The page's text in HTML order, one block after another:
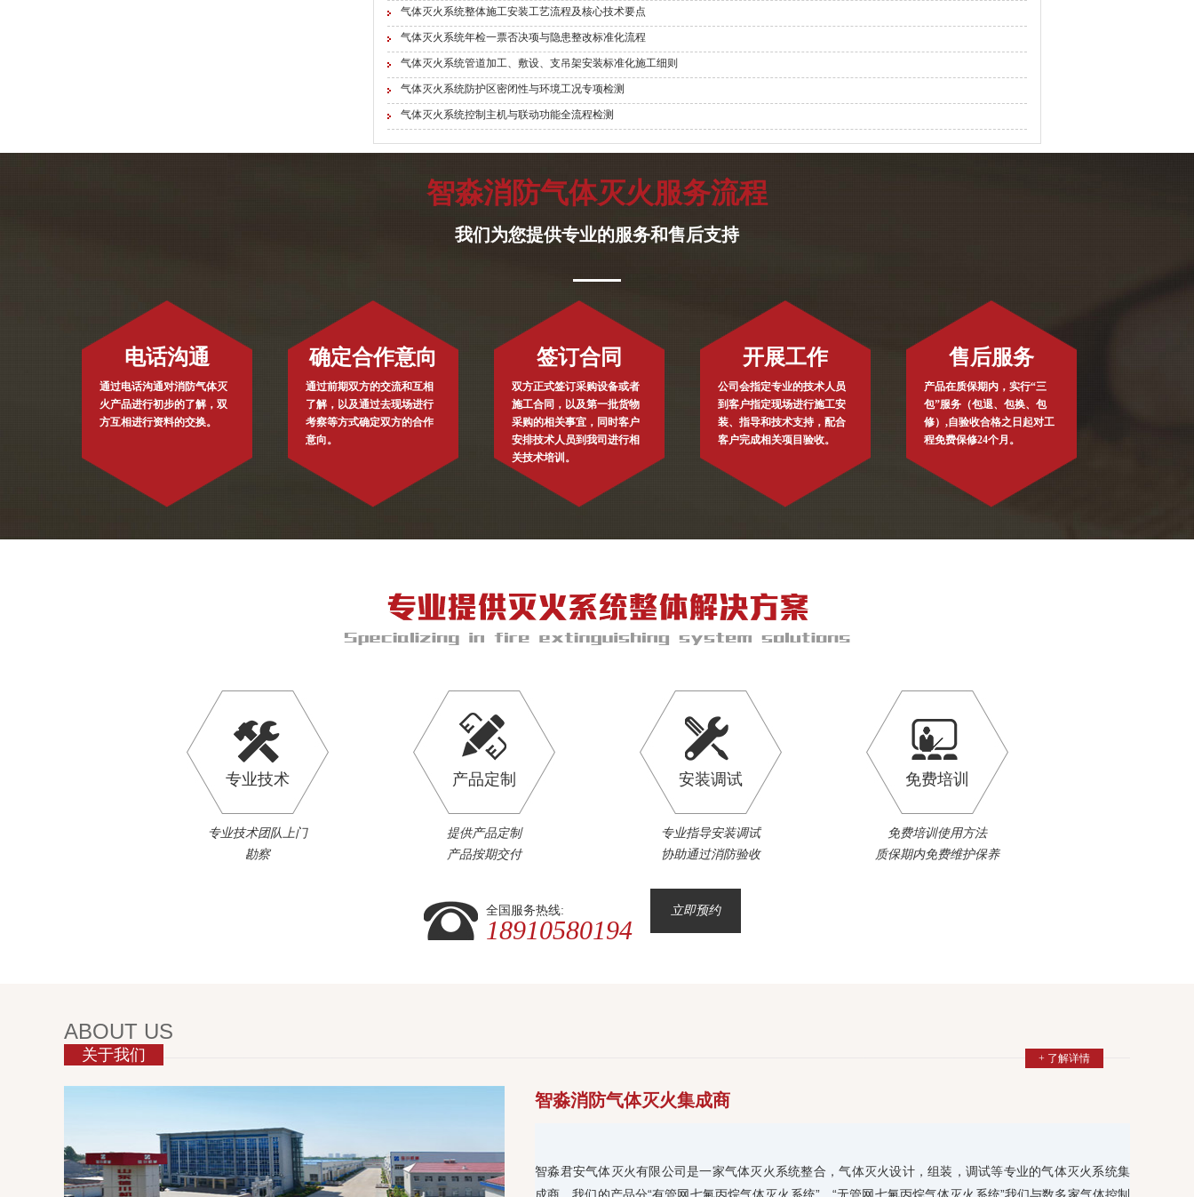
气体灭火系统整体施工安装工艺流程及核心技术要点
气体灭火系统年检一票否决项与隐患整改标准化流程
气体灭火系统管道加工、敷设、支吊架安装标准化施工细则
气体灭火系统防护区密闭性与环境工况专项检测
气体灭火系统控制主机与联动功能全流程检测
智淼消防气体灭火服务流程
我们为您提供专业的服务和售后支持
电话沟通
通过电话沟通对消防气体灭
火产品进行初步的了解，双
方互相进行资料的交换。
确定合作意向
通过前期双方的交流和互相
了解，以及通过去现场进行
考察等方式确定双方的合作
意向。
签订合同
双方正式签订采购设备或者
施工合同，以及第一批货物
采购的相关事宜，同时客户
安排技术人员到我司进行相
关技术培训。
开展工作
公司会指定专业的技术人员
到客户指定现场进行施工安
装、指导和技术支持，配合
客户完成相关项目验收。
售后服务
产品在质保期内，实行“三
包”服务（包退、包换、包
修）,自验收合格之日起对工
程免费保修24个月。
专业技术
专业技术团队上门
勘察
产品定制
提供产品定制
产品按期交付
安装调试
专业指导安装调试
协助通过消防验收
免费培训
免费培训使用方法
质保期内免费维护保养
全国服务热线:
18910580194
立即预约
+ 了解详情
ABOUT US
关于我们
智淼消防气体灭火集成商
智淼君安气体灭火有限公司是一家气体灭火系统整合，气体灭火设计，组装，调试等专业的气体灭火系统集